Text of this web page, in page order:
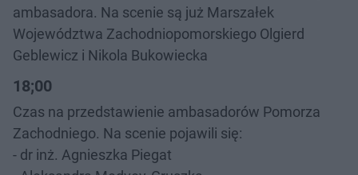
ambasadora. Na scenie są już Marszałek
Województwa Zachodniopomorskiego Olgierd
Geblewicz i Nikola Bukowiecka
18;00
Czas na przedstawienie ambasadorów Pomorza
Zachodniego. Na scenie pojawili się:
- dr inż. Agnieszka Piegat